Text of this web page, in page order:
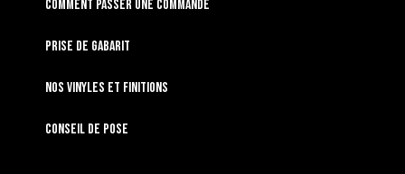
Comment passer une commande
Prise de gabarit
Nos vinyles et finitions
Conseil de pose